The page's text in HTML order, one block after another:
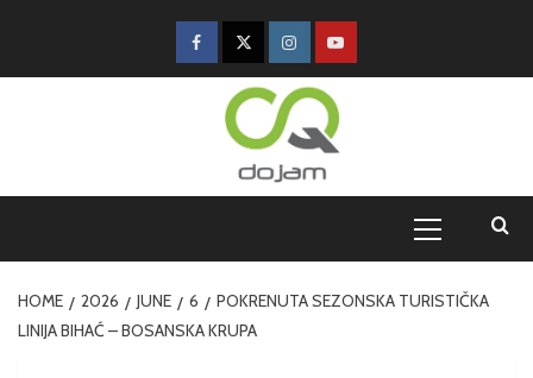
HOME 2026 JUNE 6
POKRENUTA SEZONSKA TURISTIČKA
LINIJA BIHAĆ – BOSANSKA KRUPA